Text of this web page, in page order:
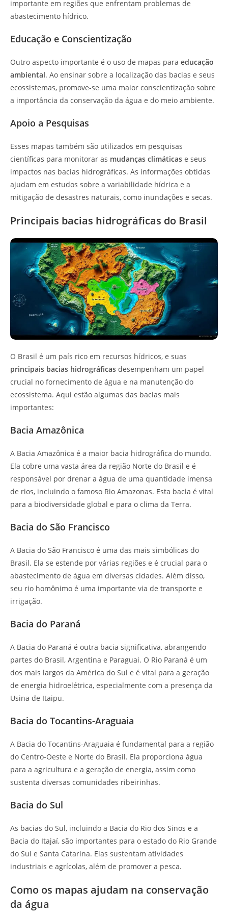
importante em regiões que enfrentam problemas de
abastecimento hídrico.
Educação e Conscientização
Outro aspecto importante é o uso de mapas para educação
ambiental. Ao ensinar sobre a localização das bacias e seus
ecossistemas, promove-se uma maior conscientização sobre
a importância da conservação da água e do meio ambiente.
Apoio a Pesquisas
Esses mapas também são utilizados em pesquisas
científicas para monitorar as mudanças climáticas e seus
impactos nas bacias hidrográficas. As informações obtidas
ajudam em estudos sobre a variabilidade hídrica e a
mitigação de desastres naturais, como inundações e secas.
Principais bacias hidrográficas do Brasil
O Brasil é um país rico em recursos hídricos, e suas
principais bacias hidrográficas desempenham um papel
crucial no fornecimento de água e na manutenção do
ecossistema. Aqui estão algumas das bacias mais
importantes:
Bacia Amazônica
A Bacia Amazônica é a maior bacia hidrográfica do mundo.
Ela cobre uma vasta área da região Norte do Brasil e é
responsável por drenar a água de uma quantidade imensa
de rios, incluindo o famoso Rio Amazonas. Esta bacia é vital
para a biodiversidade global e para o clima da Terra.
Bacia do São Francisco
A Bacia do São Francisco é uma das mais simbólicas do
Brasil. Ela se estende por várias regiões e é crucial para o
abastecimento de água em diversas cidades. Além disso,
seu rio homônimo é uma importante via de transporte e
irrigação.
Bacia do Paraná
A Bacia do Paraná é outra bacia significativa, abrangendo
partes do Brasil, Argentina e Paraguai. O Rio Paraná é um
dos mais largos da América do Sul e é vital para a geração
de energia hidroelétrica, especialmente com a presença da
Usina de Itaipu.
Bacia do Tocantins-Araguaia
A Bacia do Tocantins-Araguaia é fundamental para a região
do Centro-Oeste e Norte do Brasil. Ela proporciona água
para a agricultura e a geração de energia, assim como
sustenta diversas comunidades ribeirinhas.
Bacia do Sul
As bacias do Sul, incluindo a Bacia do Rio dos Sinos e a
Bacia do Itajaí, são importantes para o estado do Rio Grande
do Sul e Santa Catarina. Elas sustentam atividades
industriais e agrícolas, além de promover a pesca.
Como os mapas ajudam na conservação
da água